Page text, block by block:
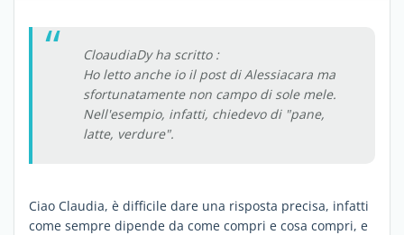
CloaudiaDy ha scritto :
Ho letto anche io il post di Alessiacara ma
sfortunatamente non campo di sole mele.
Nell'esempio, infatti, chiedevo di "pane,
latte, verdure".
Ciao Claudia, è difficile dare una risposta precisa, infatti
come sempre dipende da come compri e cosa compri, e